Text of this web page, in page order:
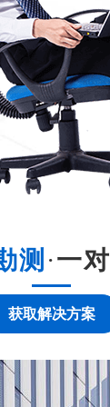
测 ·一
获取解决方案